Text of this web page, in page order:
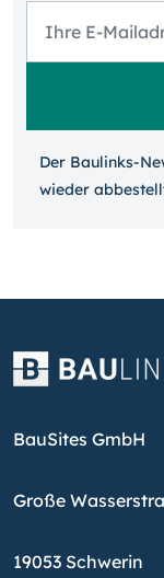
Der Baulinks-
wieder
BauSites GmbH
Große
19053 Schwerin